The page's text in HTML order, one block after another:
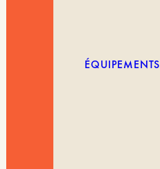
ÉQUIPEMENTS